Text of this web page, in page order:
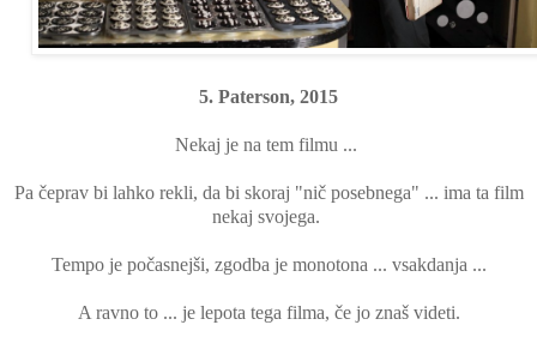
5. Paterson, 2015
Nekaj je na tem filmu ...
Pa čeprav bi lahko rekli, da bi skoraj "nič posebnega" ... ima ta film
nekaj svojega.
Tempo je počasnejši, zgodba je monotona ... vsakdanja ...
A ravno to ... je lepota tega filma, če jo znaš videti.